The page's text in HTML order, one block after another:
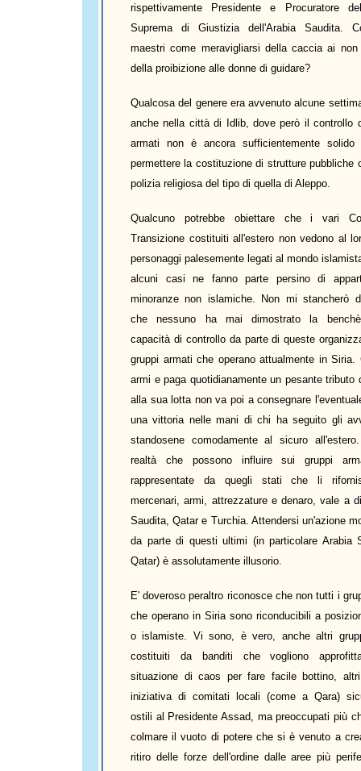
rispettivamente Presidente e Procuratore
Suprema di Giustizia dell'Arabia Saudita.
maestri come meravigliarsi della caccia ai
della proibizione alle donne di guidare?
Qualcosa del genere era avvenuto alcune
anche nella città di Idlib, dove però il controllo
armati non è ancora sufficientemente solido
permettere la costituzione di strutture pubbliche
polizia religiosa del tipo di quella di Aleppo.
Qualcuno potrebbe obiettare che i vari
Transizione costituiti all'estero non vedono al
personaggi palesemente legati al mondo
alcuni casi ne fanno parte persino di
minoranze non islamiche. Non mi stancherò
che nessuno ha mai dimostrato la
capacità di controllo da parte di queste
gruppi armati che operano attualmente in Siria.
armi e paga quotidianamente un pesante tributo
alla sua lotta non va poi a consegnare
una vittoria nelle mani di chi ha seguito gli
standosene comodamente al sicuro
realtà che possono influire sui gruppi
rappresentate da quegli stati che li
mercenari, armi, attrezzature e denaro, vale a
Saudita, Qatar e Turchia. Attendersi un'azione
da parte di questi ultimi (in particolare Arabia
Qatar) è assolutamente illusorio.
E' doveroso peraltro riconosce che non tutti i
che operano in Siria sono riconducibili a
o islamiste. Vi sono, è vero, anche altri
costituiti da banditi che vogliono
situazione di caos per fare facile bottino,
iniziativa di comitati locali (come a Qara)
ostili al Presidente Assad, ma preoccupati più
colmare il vuoto di potere che si è venuto a
ritiro delle forze dell'ordine dalle aree più